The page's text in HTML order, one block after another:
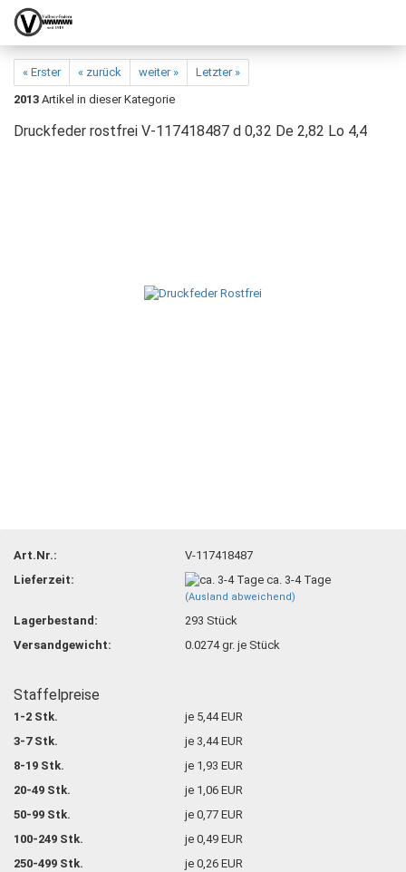
« Erster « zurück weiter »
Letzter »
2013 Artikel in dieser Kategorie
Druckfeder rostfrei V-117418487 d 0,32 De 2,82 Lo 4,4
Art.Nr.:
V-117418487
Lieferzeit:
ca. 3-4 Tage
(Ausland abweichend)
Lagerbestand: 293 Stück
Versandgewicht:
0.0274gr. je Stück
Staffelpreise
1-2 Stk.
je 5,44 EUR
3-7 Stk.
je 3,44 EUR
8-19 Stk.
je 1,93 EUR
20-49 Stk.
je 1,06 EUR
50-99 Stk.
je 0,77 EUR
100-249 Stk.
je 0,49 EUR
250-499 Stk.
je 0,26 EUR